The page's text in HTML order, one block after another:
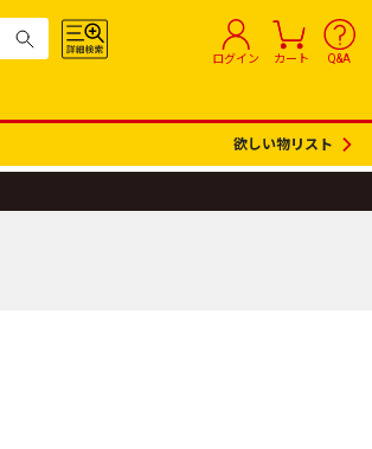
ログイン カート Q&A
欲しい物リスト